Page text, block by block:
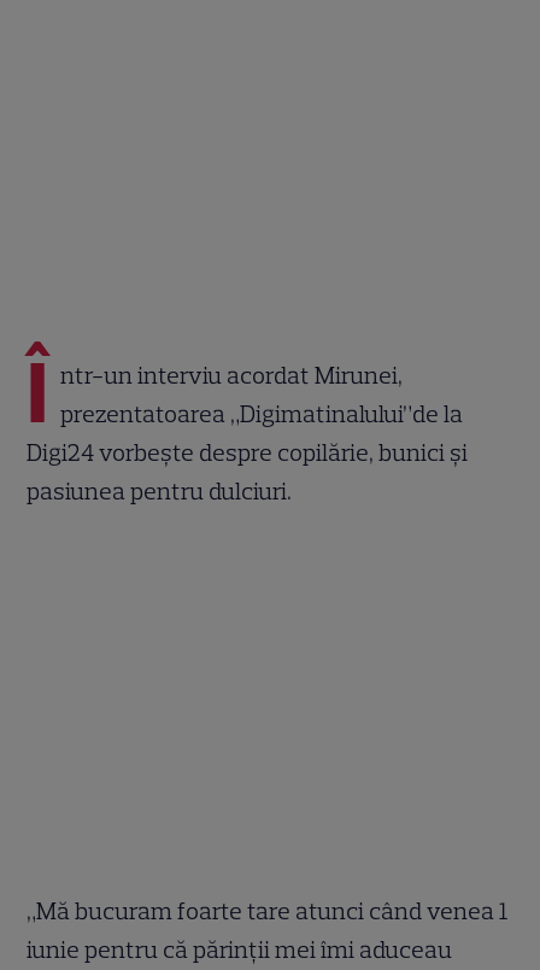
Î ntr-un interviu acordat Mirunei,
prezentatoarea „Digimatinalului”de la
Digi24 vorbeşte despre copilărie, bunici şi
pasiunea pentru dulciuri.
„Mă bucuram foarte tare atunci când venea 1
iunie pentru că părinţii mei îmi aduceau